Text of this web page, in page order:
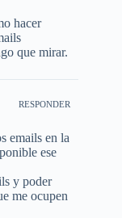
hacer
que mirar.
RESPONDER
emails en la
ese
y poder
me ocupen